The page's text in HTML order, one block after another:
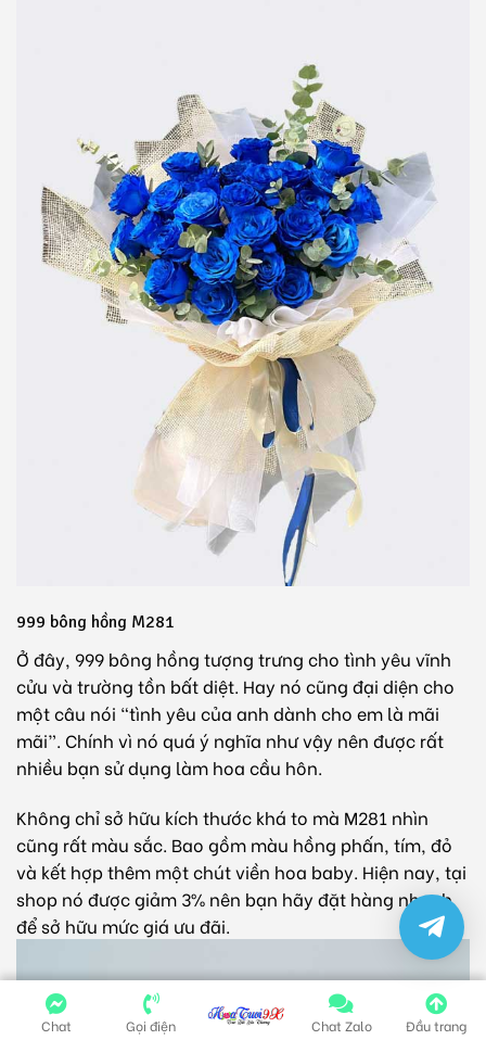
999 bông hồng M281
Ở đây, 999 bông hồng tượng trưng cho tình yêu vĩnh
cửu và trường tồn bất diệt. Hay nó cũng đại diện cho
một câu nói “tình yêu của anh dành cho em là mãi
mãi”. Chính vì nó quá ý nghĩa như vậy nên được rất
nhiều bạn sử dụng làm hoa cầu hôn.
Không chỉ sở hữu kích thước khá to mà M281 nhìn
cũng rất màu sắc. Bao gồm màu hồng phấn, tím, đỏ
và kết hợp thêm một chút viền hoa baby. Hiện nay, tại
shop nó được giảm 3% nên bạn hãy đặt hàng nhanh
để sở hữu mức giá ưu đãi.
Chat Gọi điện Chat Zalo Đầu trang